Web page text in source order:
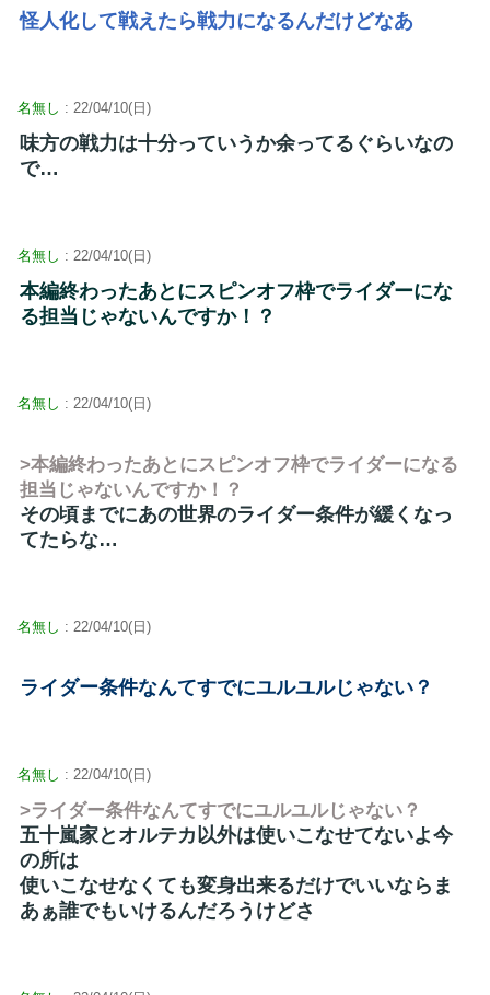
怪人化して戦えたら戦力になるんだけどなあ
名無し : 22/04/10(日)
味方の戦力は十分っていうか余ってるぐらいなの
で…
名無し : 22/04/10(日)
本編終わったあとにスピンオフ枠でライダーにな
る担当じゃないんですか！？
名無し : 22/04/10(日)
>本編終わったあとにスピンオフ枠でライダーになる
担当じゃないんですか！？
その頃までにあの世界のライダー条件が緩くなっ
てたらな…
名無し : 22/04/10(日)
ライダー条件なんてすでにユルユルじゃない？
名無し : 22/04/10(日)
>ライダー条件なんてすでにユルユルじゃない？
五十嵐家とオルテカ以外は使いこなせてないよ今
の所は
使いこなせなくても変身出来るだけでいいならま
あぁ誰でもいけるんだろうけどさ